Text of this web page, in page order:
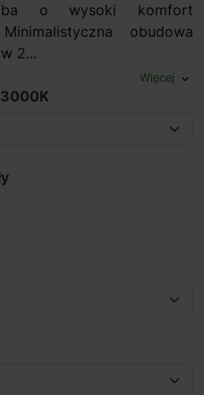
o wysoki komfort
obudowa
2...
Więcej expand_more
3000K